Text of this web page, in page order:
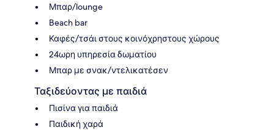
Μπαρ/lounge
Beach bar
Καφές/τσάι στους κοινόχρηστους χώρους
24ωρη υπηρεσία δωματίου
Μπαρ με σνακ/ντελικατέσεν
Ταξιδεύοντας με παιδιά
Πισίνα για παιδιά
Παιδική χαρά